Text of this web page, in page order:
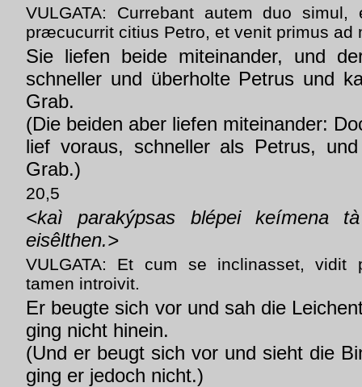
VULGATA: Currebant autem duo
præcucurrit citius Petro, et venit primus ad
Sie liefen beide miteinander, und
schneller und überholte Petrus und
Grab.
(Die beiden aber liefen miteinander:
lief voraus, schneller als Petrus,
Grab.)
20,5
<kaì parakýpsas blépei keímena
eisêlthen.>
VULGATA: Et cum se inclinasset, vidit
tamen introivit.
Er beugte sich vor und sah die
ging nicht hinein.
(Und er beugt sich vor und sieht die
ging er jedoch nicht.)